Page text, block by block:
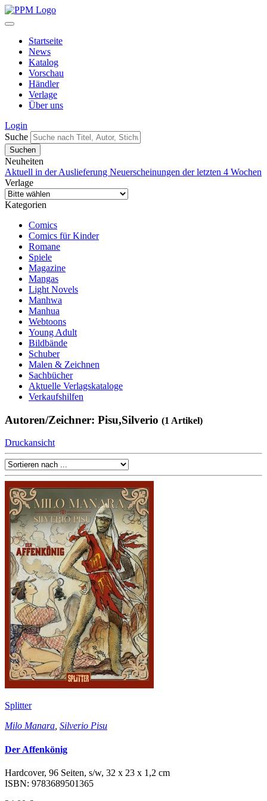
Startseite
News
Katalog
Vorschau
Händler
Verlage
Über uns
Login
Suche
Neuheiten
Aktuell in der Auslieferung Neuerscheinungen der letzten 4 Wochen
Verlage
Kategorien
Comics
Comics für Kinder
Romane
Spiele
Magazine
Mangas
Light Novels
Manhwa
Manhua
Webtoons
Young Adult
Bildbände
Schuber
Malen & Zeichnen
Sachbücher
Aktuelle Verlagskataloge
Verkaufshilfen
Autoren/Zeichner: Pisu,Silverio (1 Artikel)
Druckansicht
Splitter
Milo Manara, Silverio Pisu
Der Affenkönig
Hardcover, 96 Seiten, s/w, 32 x 23 x 1,2 cm
ISBN: 9783689501365